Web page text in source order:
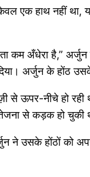
एक हाथ नहीं था,
कम अँधेरा है,”
अर्जुन के होंठ
से ऊपर-नीचे
से कड़क हो चुकी
ने उसके होंठों को